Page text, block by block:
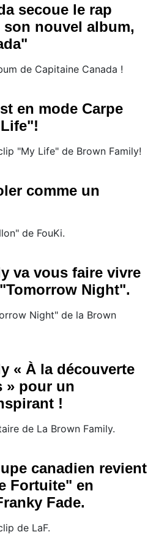
secoue le rap
son nouvel album,
de Capitaine Canada !
en mode Carpe
"My Life" de Brown Family!
comme un
de FouKi.
va vous faire vivre
Night".
Night" de la Brown
« À la découverte
» pour un
!
de La Brown Family.
canadien revient
Fortuite" en
Fade.
de LaF.